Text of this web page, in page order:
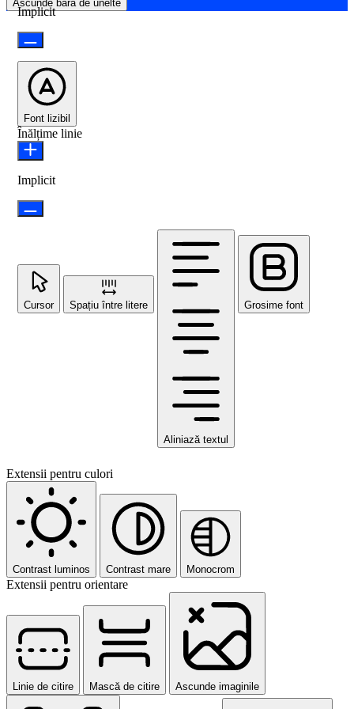
Ascunde bara de unelte
Implicit
Font lizibil
Înălțime linie
Implicit
Cursor Spațiu între litere
Aliniază textul
Grosime font
Extensii pentru culori
Contrast luminos Contrast mare Monocrom
Extensii pentru orientare
Linie de citire Mască de citire Ascunde imaginile